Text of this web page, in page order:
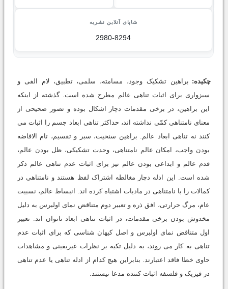
شاپای آنلاین نشریه
2980-8294
چکیده: براهین تشکیک وجود، مسامته، سلمی، تطبیق، لام الفی و
سبزواری برای اثبات تناهی عالم مطرح شده است. گذشته از اینکه
این براهین، در برخی مقدمات دچار اشکال بوده و تصور صحیحی از
معنای نامتناهی کمّی نداشته اند، حداکثر تناهی ابعاد جسم را اثبات می
کنند نه تناهی ابعاد عالم. براهین سنخیت، سبر و تقسیم، تام الافاضه
بودن واجب، امکان عالم نامتناهی، وحدت تشکیکی، ظل بودن عالم،
قدم عالم و ابداعی بودن عالم نیز برای اثبات عدم تناهی عالم ذکر
شده است. این ادله دچار مغالطه اشتراک لفظ هستند و نامتناهی در
کمالات را با نامتناهی در مادیات اشتباه کرده اند. انبساط عالم، نسبیت
عام، مرگ حرارتی، افق ذره و تعبیر دوم متناقض نمای اولبرس به دلیل
مخدوش بودن برخی مقدمات، در اثبات تناهی ابعاد ناتوان اند. تعبیر
اول متناقض نمای اولبرس و اصل کیهان شناسی که برای اثبات عدم
تناهی به کار می روند، به دلیل تکیه بر نظرات غیریقینی و مشاهدات
حاوی خطا فاقد اعتبارند. بنابراین هیچ کدام از ادله تناهی یا عدم تناهی
در فیزیک و فلسفه اثبات کننده مدعا نیستند.